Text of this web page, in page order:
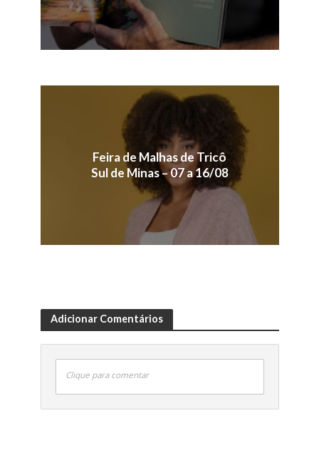
Feira de Malhas de Tricô
Sul de Minas – 07 a 16/08
Adicionar Comentários
Clique para comentar